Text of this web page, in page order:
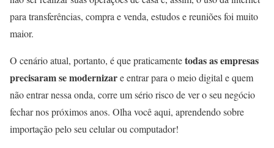
para transferências, compra e venda, estudos e reuniões foi muito
maior.
O cenário atual, portanto, é que praticamentetodas as empresas
precisaram se modernizare entrar para o meio digital e quem
não entrar nessa onda, corre um sério risco de ver o seu negócio
fechar nos próximos anos. Olha você aqui, aprendendo sobre
importação pelo seu celular ou computador!